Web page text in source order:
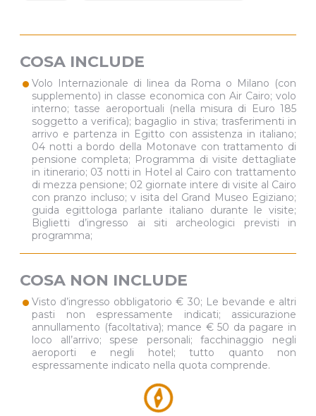
COSA INCLUDE
•Volo Internazionale di linea da Roma o Milano (con
supplemento) in classe economica con Air Cairo; volo
interno; tasse aeroportuali (nella misura di Euro 185
soggetto a verifica); bagaglio in stiva; trasferimenti in
arrivo e partenza in Egitto con assistenza in italiano;
04 notti a bordo della Motonave con trattamento di
pensione completa; Programma di visite dettagliate
in itinerario; 03 notti in Hotel al Cairo con trattamento
di mezza pensione; 02 giornate intere di visite al Cairo
con pranzo incluso; v isita del Grand Museo Egiziano;
guida egittologa parlante italiano durante le visite;
Biglietti d’ingresso ai siti archeologici previsti in
programma;
COSA NON INCLUDE
•Visto d’ingresso obbligatorio € 30; Le bevande e altri
pasti non espressamente indicati; assicurazione
annullamento (facoltativa); mance € 50 da pagare in
loco all’arrivo; spese personali; facchinaggio negli
aeroporti e negli hotel; tutto quanto non
espressamente indicato nella quota comprende.